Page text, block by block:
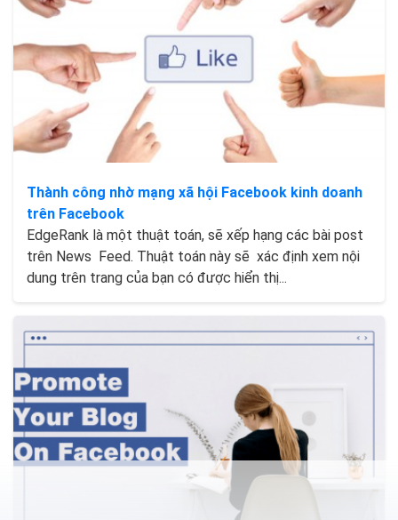
Thành công nhờ mạng xã hội Facebook kinh doanh
trên Facebook
EdgeRank là một thuật toán, sẽ xếp hạng các bài post
trên News Feed. Thuật toán này sẽ xác định xem nội
dung trên trang của bạn có được hiển thị...